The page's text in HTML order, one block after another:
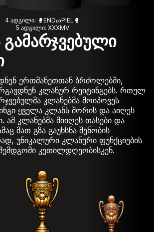
4 ადგილი: 🥊ENDᔕPIEL🥊
5 ადგილი: XXXMV
გამარჯვებული
ერთმანეთთან ბრძოლებში,
კლანურ რეიტინგებს. რთულ
კლანებმა მოიპოვეს
ყველა კლანს შორის და აიღეს
ამ კლანებმა მიიღეს თასები და
მათ გზა გაუხსნა შენობის
უნიკალური კლანური ფუნქციების
კეთილდღეობისკენ.